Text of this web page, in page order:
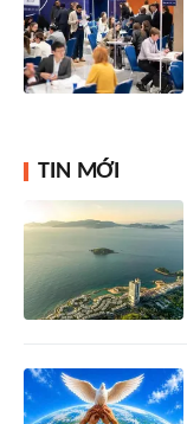
TIN MỚI